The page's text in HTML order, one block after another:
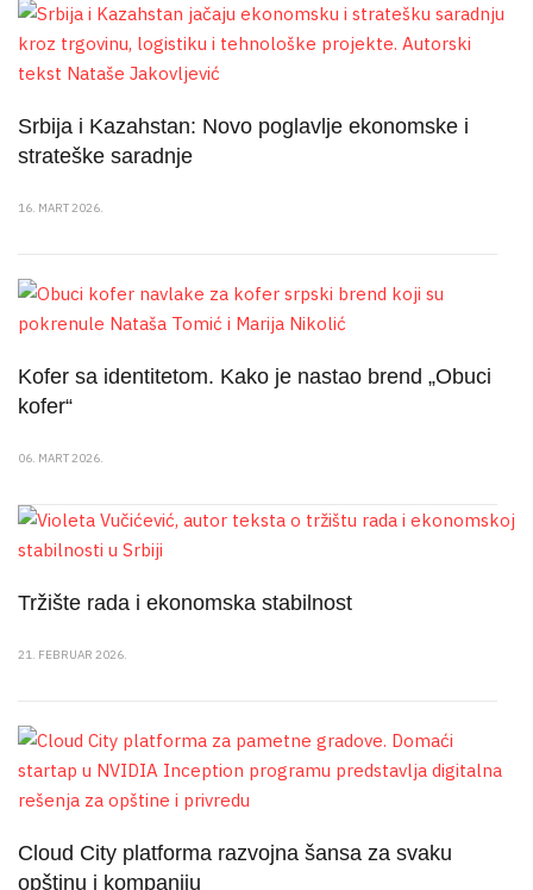
Srbija i Kazahstan: Novo poglavlje ekonomske i
strateške saradnje
16. MART 2026.
Kofer sa identitetom. Kako je nastao brend „Obuci
kofer“
06. MART 2026.
Tržište rada i ekonomska stabilnost
21. FEBRUAR 2026.
Cloud City platforma razvojna šansa za svaku
opštinu i kompaniju